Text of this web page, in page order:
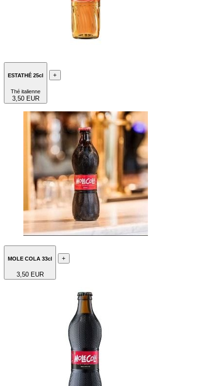
ESTATHÉ 25cl
Thé italienne
3,50 EUR
+
MOLE COLA 33cl
3,50 EUR
+